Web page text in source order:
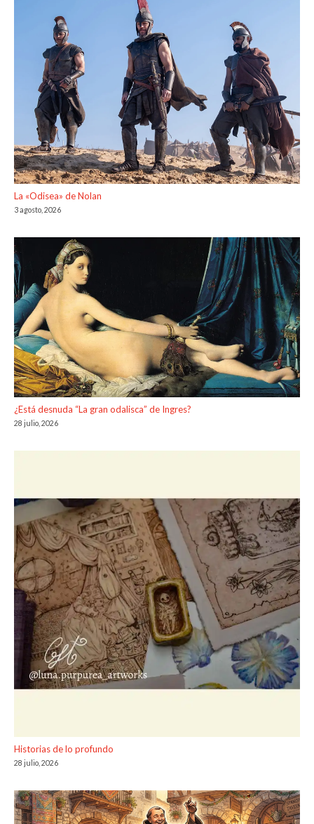
La «Odisea» de Nolan
3 agosto, 2026
¿Está desnuda “La gran odalisca” de Ingres?
28 julio, 2026
Historias de lo profundo
28 julio, 2026